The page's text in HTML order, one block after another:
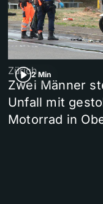
2 Min
Zürich
Zwei Männer
Unfall mit
Motorrad in